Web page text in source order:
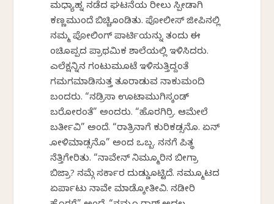
ಮಧ್ಯಾಹ್ನ ನಡೆದ ಘಟನೆಯ ರೀಲು ಸ್ಪೀಡಾಗಿ
ಕಣ್ಣಮುಂದೆ ಬಿಚ್ಚಿಕೊಂಡಿತು. ಪೋಲೀಸ್ ಜೀಪಿನಲ್ಲಿ
ನಮ್ಮ ಪೋಲಿಂಗ್ ಪಾರ್ಟಿಯನ್ನು ತಂದು ಈ
ಕೆಂಚಿಕೊಪ್ಪದ ಪ್ರಾಥಮಿಕ ಶಾಲೆಯಲ್ಲಿ ಇಳಿಸಿದರು.
ಎಲೆಕ್ಷನ್ನಿನ ಗಂಟುಮೂಟೆ ಇಳಿಸುತ್ತಿದ್ದಂತೆ
ಗಮಗಮಾಡಿಸುತ್ತ ತೂರಾಡುವ ನಾಕುಮಂದಿ
ಬಂದರು. “ನಡ್ರಿಸಾ ಊಟಾಮುಗಿಸ್ಕಂಡ್
ಬರೋರಂತೆ” ಅಂದರು. “ಹೊರಗಿರ್ರಿ. ಆಮೇಲೆ
ಬರ್ತೀವಿ” ಅಂದೆ. “ರಾತ್ರಿನಾಗೆ ಕುರಿಕಡ್ಸನೊ. ಏನ್
ಕೋಳಿಮಾಡ್ಸನೊ” ಅಂದ ಒಬ್ಬ. ನನಗೆ ಪಿತ್ಥ
ನೆತ್ತಿಗೇರಿತು. “ನಾವೇನ್ ನಿಮ್ಮೂರಿನ ಬೀಗ್ರಾ
ಬಿಜ್ರಾ? ನಮ್ಗೆ ಸರ್ಕಾರ ದುಡ್ಡುಕೊಟ್ಟಿದೆ. ನಮ್ಮೂಟದ
ಏರ್ಪಾಟು ನಾವೇ ಮಾಡ್ಕೋತೀವಿ. ನಡೀರಿ